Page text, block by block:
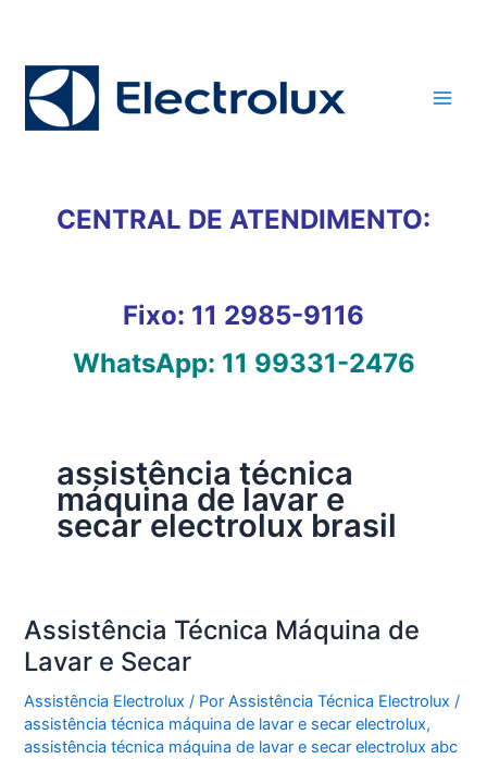
conteúdo
CENTRAL DE ATENDIMENTO:
Fixo: 11 2985-9116
WhatsApp: 11 99331-2476
assistência técnica
máquina de lavar e
secar electrolux brasil
Assistência Técnica Máquina de
Lavar e Secar
Assistência Electrolux / PorAssistência Técnica Electrolux/
assistência técnica máquina de lavar e secar electrolux,
assistência técnica máquina de lavar e secar electrolux abc